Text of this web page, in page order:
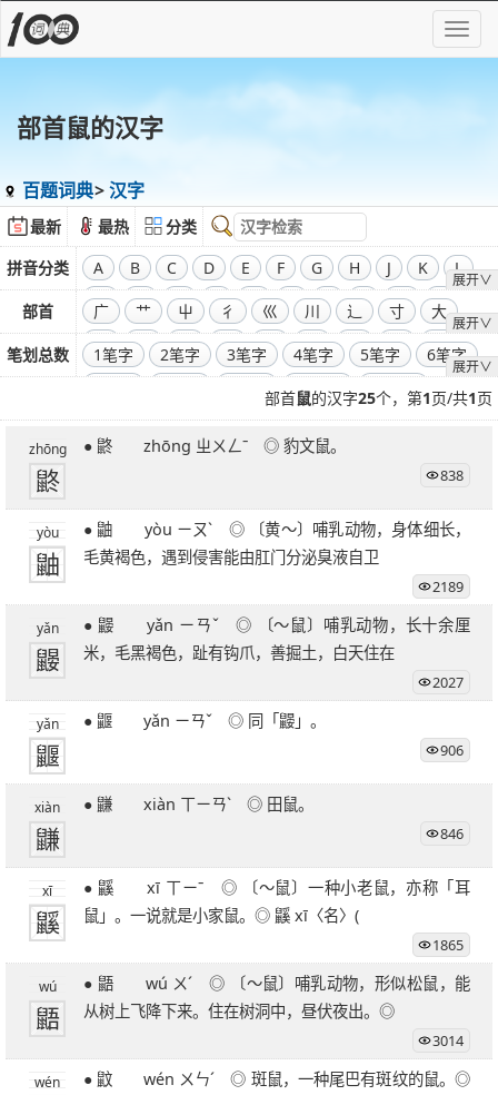
部首鼠的汉字
百题词典 汉字
最新 最热
分类
拼音分类
展开∨
A B C D E F G H J K
L
M
N O P Q R S T W
X
Y
Z
部首
展开∨
广 艹 屮 彳 巛 川 辶 寸
大
飞
干 工 弓 廾 囗 己 彐
彑
巾
口 全部偏旁部首
笔划总数
展开∨
1笔字 2笔字 3笔字 4笔字 5笔字
6笔字
10笔字
11笔字
12笔字
13笔字 14笔字 15笔字
16笔字
17笔字
18笔字 19笔字 20笔字
26笔字
27笔字
28笔字 29笔字 30笔字
31笔字
32笔字
33笔字 34笔字 35笔字
36笔字
39笔字
51笔字
部首鼠的汉字25个，第1页/共1页
zhōng
鼨
● 鼨 zhōng ㄓㄨㄥˉ ◎ 豹文鼠。
838
yòu
鼬
● 鼬 yòu ㄧㄡˋ ◎ 〔黄～〕哺乳动物，身体细长，
毛黄褐色，遇到侵害能由肛门分泌臭液自卫
2189
yǎn
鼹
● 鼹 yǎn ㄧㄢˇ ◎ 〔～鼠〕哺乳动物，长十余厘
米，毛黑褐色，趾有钩爪，善掘土，白天住在
2027
yǎn
鼴
● 鼴 yǎn ㄧㄢˇ ◎ 同「鼹」。
906
xiàn
鼸
● 鼸 xiàn ㄒㄧㄢˋ ◎ 田鼠。
846
xī
鼷
● 鼷 xī ㄒㄧˉ ◎ 〔～鼠〕一种小老鼠，亦称「耳
鼠」。一说就是小家鼠。◎ 鼷 xī〈名〉(
1865
wú
鼯
● 鼯 wú ㄨˊ ◎ 〔～鼠〕哺乳动物，形似松鼠，能
从树上飞降下来。住在树洞中，昼伏夜出。◎
3014
wén
● 鼤 wén ㄨㄣˊ ◎ 斑鼠，一种尾巴有斑纹的鼠。◎